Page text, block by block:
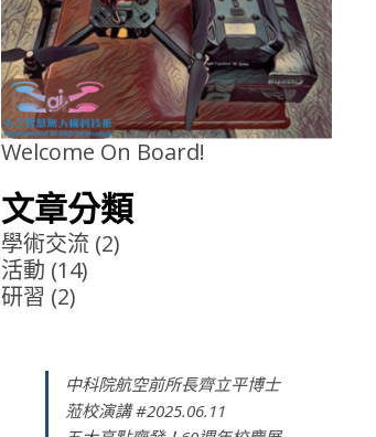
Welcome On Board!
文章分類
學術交流 (2)
活動 (14)
研習 (2)
中科院航空前所長齊立平博士
蒞校演講 #2025.06.11